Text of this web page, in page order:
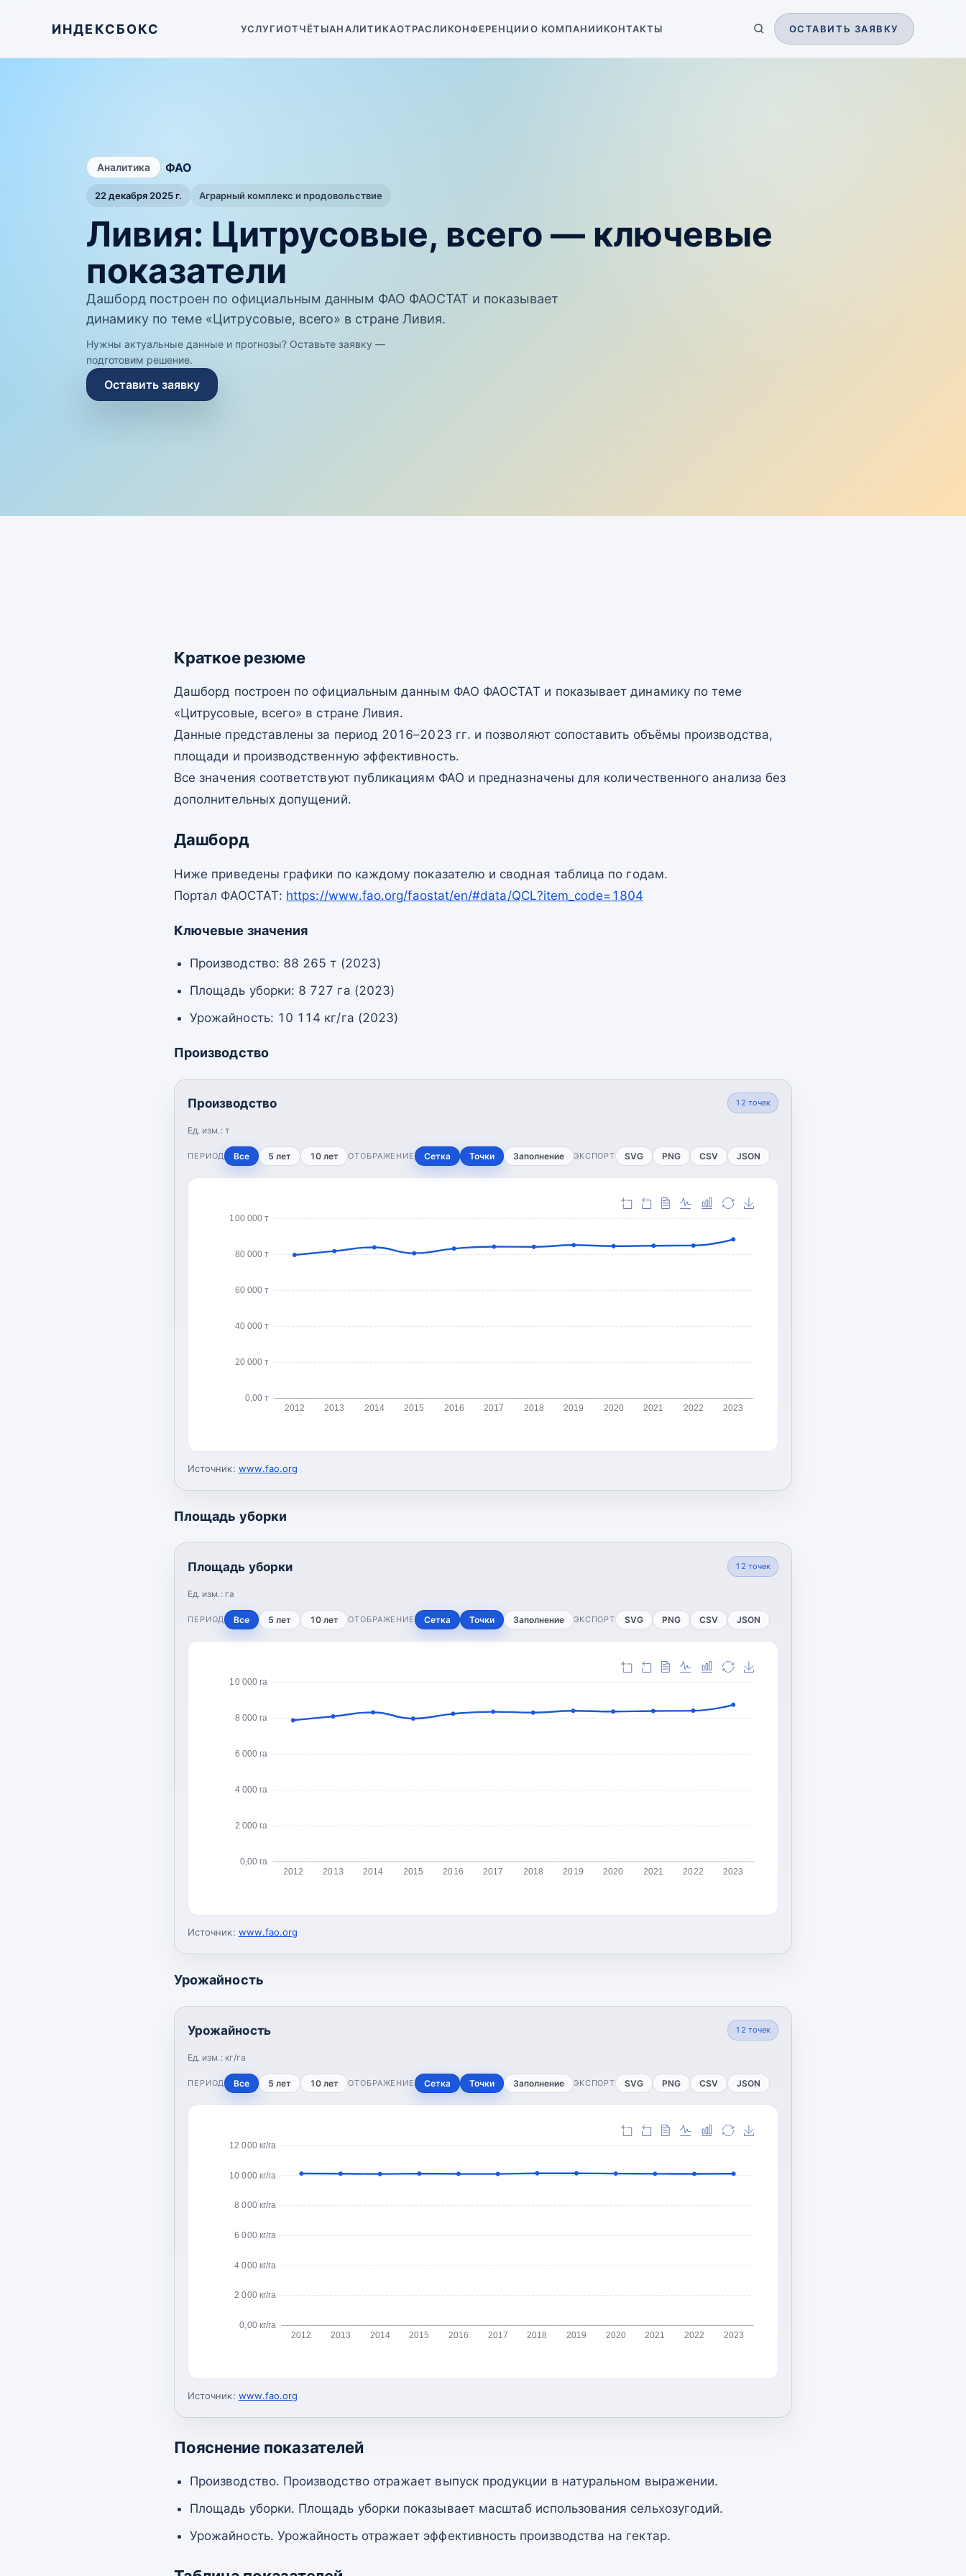
ИНДЕКСБОКС УСЛУГИОТЧЁТЫАНАЛИТИКАОТРАСЛИКОНФЕРЕНЦИИО КОМПАНИИКОНТАКТЫ ОСТАВИТЬ ЗАЯВКУ
Аналитика /ФАО
22 декабря 2025 г. Аграрный комплекс и продовольствие
Ливия: Цитрусовые, всего — ключевые
показатели
Дашборд построен по официальным данным ФАО ФАОСТАТ и показывает
динамику по теме «Цитрусовые, всего» в стране Ливия.
Нужны актуальные данные и прогнозы? Оставьте заявку —
подготовим решение.
Оставить заявку
Краткое резюме
Дашборд построен по официальным данным ФАО ФАОСТАТ и показывает динамику по теме
«Цитрусовые, всего» в стране Ливия.
Данные представлены за период 2016–2023 гг. и позволяют сопоставить объёмы производства,
площади и производственную эффективность.
Все значения соответствуют публикациям ФАО и предназначены для количественного анализа без
дополнительных допущений.
Дашборд
Ниже приведены графики по каждому показателю и сводная таблица по годам.
Портал ФАОСТАТ: https://www.fao.org/faostat/en/#data/QCL?item_code=1804
Ключевые значения
Производство: 88 265 т (2023)
Площадь уборки: 8 727 га (2023)
Урожайность: 10 114 кг/га (2023)
Производство
Производство
Ед. изм.: т
12 точек
ПЕРИОД Все 5 лет 10 лет ОТОБРАЖЕНИЕ Сетка Точки Заполнение ЭКСПОРТ SVG PNG CSV JSON
0,00 т
20 000 т
40 000 т
60 000 т
80 000 т
100 000 т
2012 2013 2014 2015 2016 2017 2018 2019 2020 2021 2022 2023
Источник: www.fao.org
Площадь уборки
Площадь уборки
Ед. изм.: га
12 точек
ПЕРИОД Все 5 лет 10 лет ОТОБРАЖЕНИЕ Сетка Точки Заполнение ЭКСПОРТ SVG PNG CSV JSON
0,00 га
2 000 га
4 000 га
6 000 га
8 000 га
10 000 га
2012 2013 2014 2015 2016 2017 2018 2019 2020 2021 2022 2023
Источник: www.fao.org
Урожайность
Урожайность
Ед. изм.: кг/га
12 точек
ПЕРИОД Все 5 лет 10 лет ОТОБРАЖЕНИЕ Сетка Точки Заполнение ЭКСПОРТ SVG PNG CSV JSON
0,00 кг/га
2 000 кг/га
4 000 кг/га
6 000 кг/га
8 000 кг/га
10 000 кг/га
12 000 кг/га
2012 2013 2014 2015 2016 2017 2018 2019 2020 2021 2022 2023
Источник: www.fao.org
Пояснение показателей
Производство. Производство отражает выпуск продукции в натуральном выражении.
Площадь уборки. Площадь уборки показывает масштаб использования сельхозугодий.
Урожайность. Урожайность отражает эффективность производства на гектар.